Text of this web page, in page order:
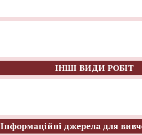
ІНШІ ВИДИ РОБІТ
Інформаційні джерела для